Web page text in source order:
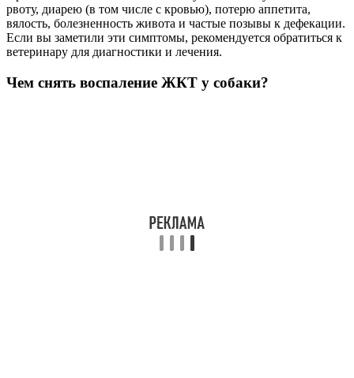
рвоту, диарею (в том числе с кровью), потерю аппетита,
вялость, болезненность живота и частые позывы к дефекации.
Если вы заметили эти симптомы, рекомендуется обратиться к
ветеринару для диагностики и лечения.
Чем снять воспаление ЖКТ у собаки?